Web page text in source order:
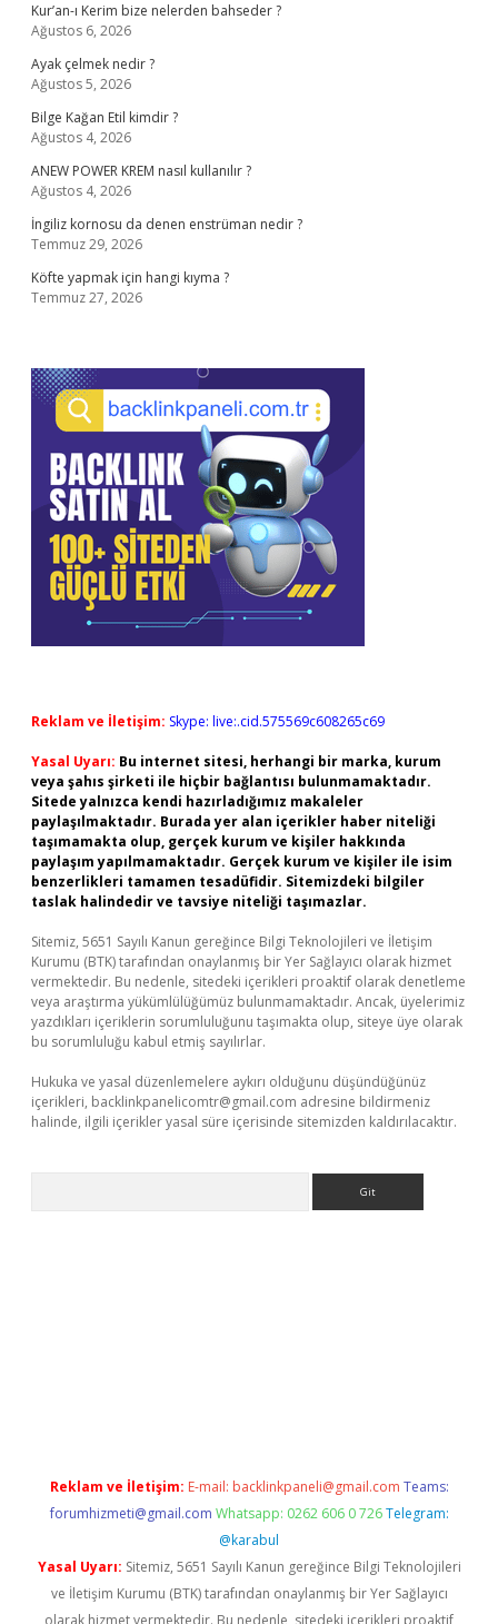
Kur’an-ı Kerim bize nelerden bahseder ?
Ağustos 6, 2026
Ayak çelmek nedir ?
Ağustos 5, 2026
Bilge Kağan Etil kimdir ?
Ağustos 4, 2026
ANEW POWER KREM nasıl kullanılır ?
Ağustos 4, 2026
İngiliz kornosu da denen enstrüman nedir ?
Temmuz 29, 2026
Köfte yapmak için hangi kıyma ?
Temmuz 27, 2026
Reklam ve İletişim: Skype: live:.cid.575569c608265c69
Yasal Uyarı: Bu internet sitesi, herhangi bir marka, kurum
veya şahıs şirketi ile hiçbir bağlantısı bulunmamaktadır.
Sitede yalnızca kendi hazırladığımız makaleler
paylaşılmaktadır. Burada yer alan içerikler haber niteliği
taşımamakta olup, gerçek kurum ve kişiler hakkında
paylaşım yapılmamaktadır. Gerçek kurum ve kişiler ile isim
benzerlikleri tamamen tesadüfidir. Sitemizdeki bilgiler
taslak halindedir ve tavsiye niteliği taşımazlar.
Sitemiz, 5651 Sayılı Kanun gereğince Bilgi Teknolojileri ve İletişim
Kurumu (BTK) tarafından onaylanmış bir Yer Sağlayıcı olarak hizmet
vermektedir. Bu nedenle, sitedeki içerikleri proaktif olarak denetleme
veya araştırma yükümlülüğümüz bulunmamaktadır. Ancak, üyelerimiz
yazdıkları içeriklerin sorumluluğunu taşımakta olup, siteye üye olarak
bu sorumluluğu kabul etmiş sayılırlar.
Hukuka ve yasal düzenlemelere aykırı olduğunu düşündüğünüz
içerikleri, backlinkpanelicomtr@gmail.com adresine bildirmeniz
halinde, ilgili içerikler yasal süre içerisinde sitemizden kaldırılacaktır.
Reklam ve İletişim: E-mail: backlinkpaneli@gmail.com Teams:
forumhizmeti@gmail.com Whatsapp: 0262 606 0 726 Telegram:
@karabul
Yasal Uyarı: Sitemiz, 5651 Sayılı Kanun gereğince Bilgi Teknolojileri
ve İletişim Kurumu (BTK) tarafından onaylanmış bir Yer Sağlayıcı
olarak hizmet vermektedir. Bu nedenle, sitedeki içerikleri proaktif